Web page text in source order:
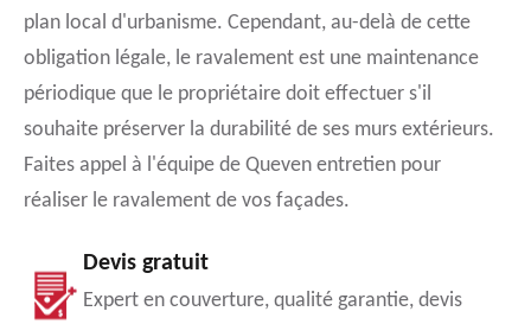
plan local d'urbanisme. Cependant, au-delà de cette
obligation légale, le ravalement est une maintenance
périodique que le propriétaire doit effectuer s'il
souhaite préserver la durabilité de ses murs extérieurs.
Faites appel à l'équipe de Queven entretien pour
réaliser le ravalement de vos façades.
Devis gratuit
Expert en couverture, qualité garantie, devis